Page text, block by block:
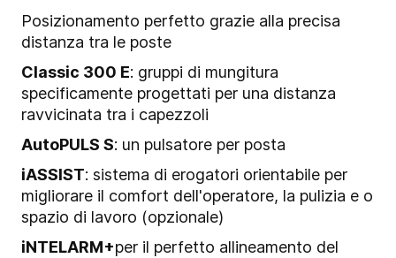
Posizionamento perfetto grazie alla precisa
distanza tra le poste
Classic 300 E: gruppi di mungitura
specificamente progettati per una distanza
ravvicinata tra i capezzoli
AutoPULS S: un pulsatore per posta
iASSIST: sistema di erogatori orientabile per
migliorare il comfort dell'operatore, la pulizia e o
spazio di lavoro (opzionale)
iNTELARM+per il perfetto allineamento del